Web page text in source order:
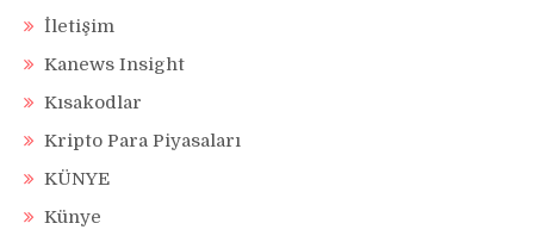
İletişim
Kanews Insight
Kısakodlar
Kripto Para Piyasaları
KÜNYE
Künye